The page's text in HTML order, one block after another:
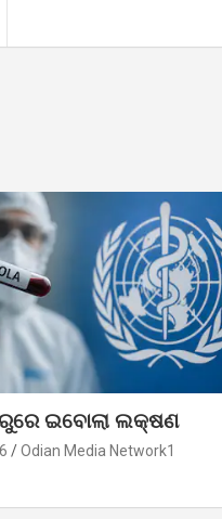
ଇବୋଲା ଲକ୍ଷଣ
Odian Media Network1